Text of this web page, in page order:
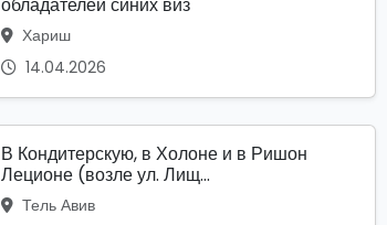
обладателей синих виз
Хариш
14.04.2026
В Кондитерскую, в Холоне и в Ришон
Леционе (возле ул. Лищ...
Тель Авив